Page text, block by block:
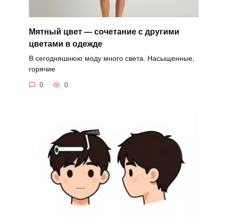
Мятный цвет — сочетание с другими
цветами в одежде
В сегодняшнюю моду много света. Насыщенные,
горячие
0 0